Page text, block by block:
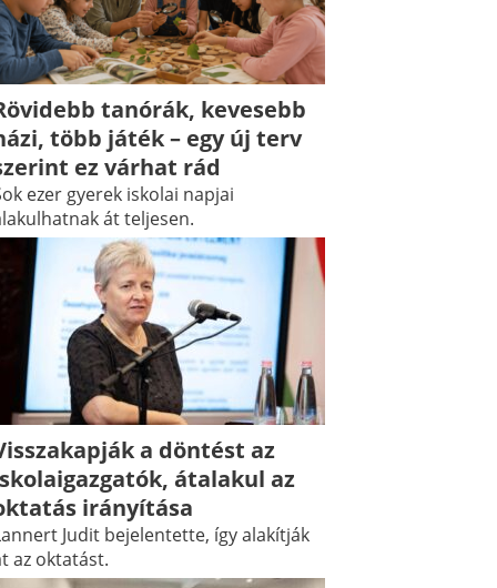
tanórák, kevesebb
több játék – egy új terv
ez várhat rád
ezer gyerek iskolai napjai
át teljesen.
a döntést az
átalakul az
irányítása
Judit bejelentette, így alakítják
az oktatást.